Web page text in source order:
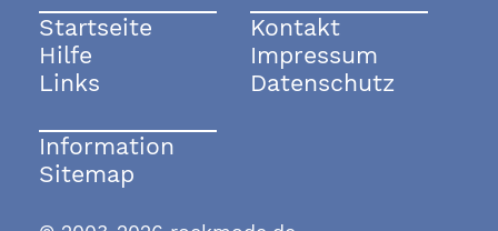
Startseite
Hilfe
Links
Kontakt
Impressum
Datenschutz
Information
Sitemap